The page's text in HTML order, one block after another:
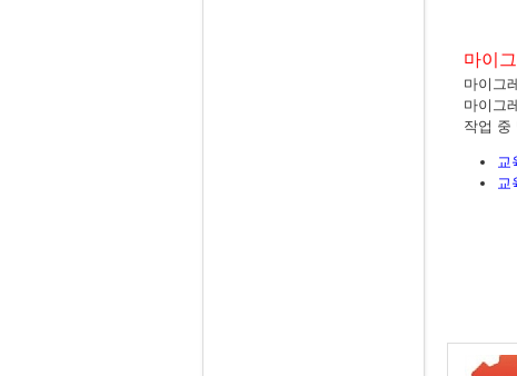
마이
마이그
마이그
작업 중
교
교